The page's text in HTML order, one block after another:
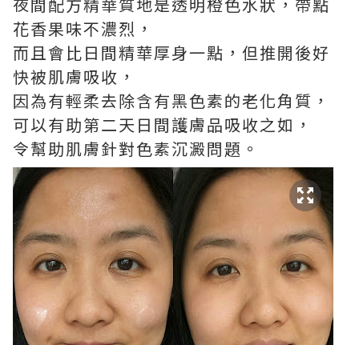
花香果味不濃烈，
而且會比日間精華厚身一點，但推開後好
快被肌膚吸收，
因為有輕柔去除含有黑色素的老化角質，
可以有助第二天日間護膚品吸收之如，
令幫助肌膚針對色素沉澱問題。